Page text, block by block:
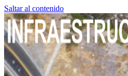
Saltar al contenido